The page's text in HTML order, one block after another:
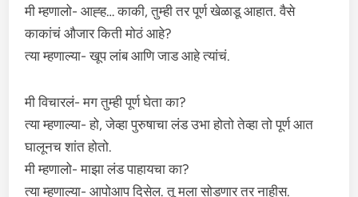
मी म्हणालो- आह्ह… काकी, तुम्ही तर पूर्ण खेळाडू आहात. वैसे
काकांचं औजार किती मोठं आहे?
त्या म्हणाल्या- खूप लांब आणि जाड आहे त्यांचं.
मी विचारलं- मग तुम्ही पूर्ण घेता का?
त्या म्हणाल्या- हो, जेव्हा पुरुषाचा लंड उभा होतो तेव्हा तो पूर्ण आत
घालूनच शांत होतो.
मी म्हणालो- माझा लंड पाहायचा का?
त्या म्हणाल्या- आपोआप दिसेल. तू मला सोडणार तर नाहीस.